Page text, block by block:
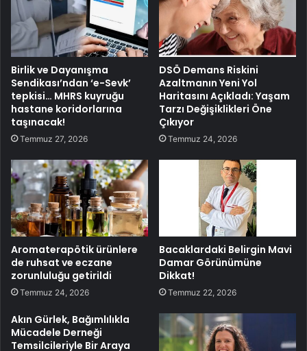
Birlik ve Dayanışma
Sendikası’ndan ‘e-Sevk’
tepkisi… MHRS kuyruğu
hastane koridorlarına
taşınacak!
Temmuz 27, 2026
DSÖ Demans Riskini
Azaltmanın Yeni Yol
Haritasını Açıkladı: Yaşam
Tarzı Değişiklikleri Öne
Çıkıyor
Temmuz 24, 2026
Aromaterapötik ürünlere
de ruhsat ve eczane
zorunluluğu getirildi
Temmuz 24, 2026
Bacaklardaki Belirgin Mavi
Damar Görünümüne
Dikkat!
Temmuz 22, 2026
Akın Gürlek, Bağımlılıkla
Mücadele Derneği
Temsilcileriyle Bir Araya